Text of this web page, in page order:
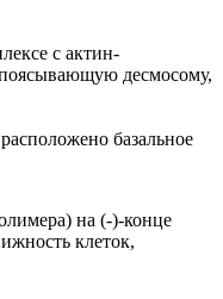
с актин-
десмосому,
базальное
на (-)-конце
клеток,